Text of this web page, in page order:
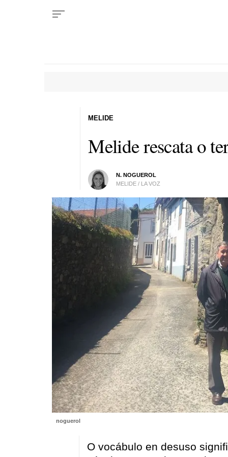
Melide rescata o
N. NOGUEROL
MELIDE / LA VOZ
MELIDE
noguerol
O vocábulo en desuso